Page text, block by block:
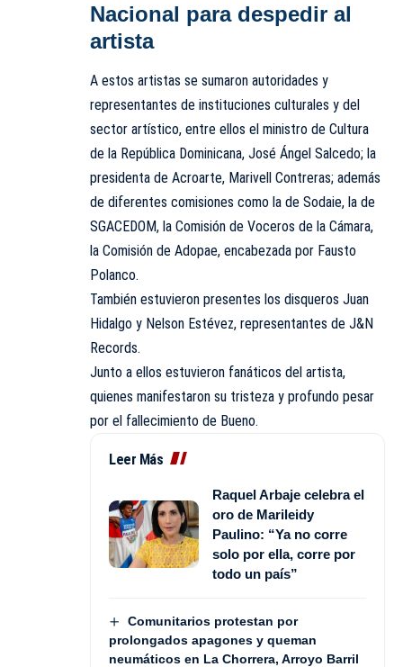
Nacional para despedir al
artista
A estos artistas se sumaron autoridades y
representantes de instituciones culturales y del
sector artístico, entre ellos el ministro de Cultura
de la República Dominicana, José Ángel Salcedo; la
presidenta de Acroarte, Marivell Contreras; además
de diferentes comisiones como la de Sodaie, la de
SGACEDOM, la Comisión de Voceros de la Cámara,
la Comisión de Adopae, encabezada por Fausto
Polanco.
También estuvieron presentes los disqueros Juan
Hidalgo y Nelson Estévez, representantes de J&N
Records.
Junto a ellos estuvieron fanáticos del artista,
quienes manifestaron su tristeza y profundo pesar
por el fallecimiento de Bueno.
Leer Más
Raquel Arbaje celebra el
oro de Marileidy
Paulino: “Ya no corre
solo por ella, corre por
todo un país”
Comunitarios protestan por
prolongados apagones y queman
neumáticos en La Chorrera, Arroyo Barril